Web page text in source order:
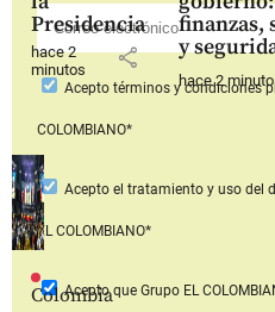
Presidencia
hace 2
minutos
share
finanzas,
y
hace 2
Colombia
Aceptotérminos y condiciones
COLOMBIANO*
Acepto el tratamiento y uso del
EL COLOMBIANO*
Acepto que Grupo EL